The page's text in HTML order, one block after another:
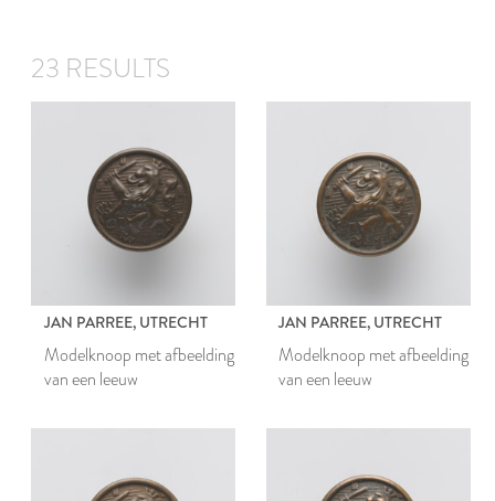
23 RESULTS
JAN PARREE, UTRECHT
Modelknoop met afbeelding
van een leeuw
JAN PARREE, UTRECHT
Modelknoop met afbeelding
van een leeuw